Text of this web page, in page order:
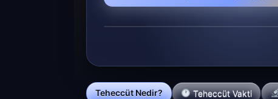
Teheccüt Nedir? Teheccüt Vakti